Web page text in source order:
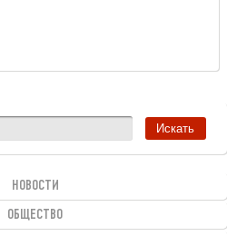
НОВОСТИ
ОБЩЕСТВО